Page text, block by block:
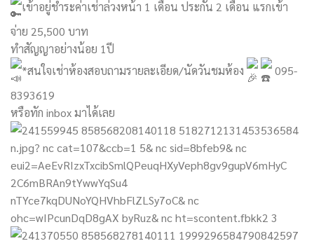
เข้าอยู่ชำระค่าเช่าล่วงหน้า 1 เดือน ประกัน 2 เดือน แรกเข้า
จ่าย 25,500 บาท
ทำสัญญาอย่างน้อย 1ปี
*สนใจเช่าห้องสอบถามรายละเอียด/นัดวันชมห้อง
095-
8393619
หรือทัก inbox มาได้เลย